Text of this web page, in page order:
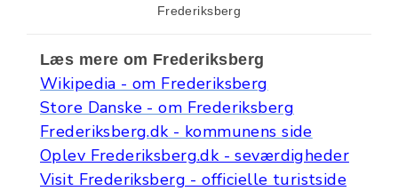
Frederiksberg
Læs mere om Frederiksberg
Wikipedia - om Frederiksberg
Store Danske - om Frederiksberg
Frederiksberg.dk - kommunens side
Oplev Frederiksberg.dk - seværdigheder
Visit Frederiksberg - officielle turistside